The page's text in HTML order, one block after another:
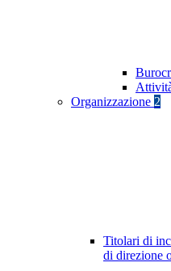
Organizzazione 2
Titolari di
di direzione